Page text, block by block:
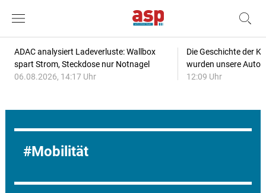
ADAC analysiert Ladeverluste: Wallbox
spart Strom, Steckdose nur Notnagel
06.08.2026, 14:17 Uhr
Die Geschichte der
wurden unsere
12:09 Uhr
Mobilität